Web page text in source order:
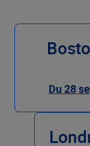
Du 28